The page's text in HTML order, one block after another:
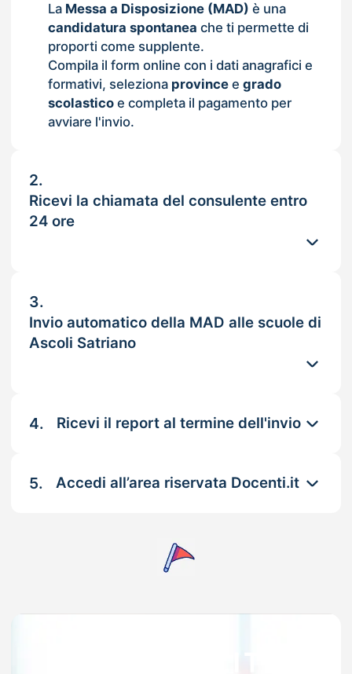
La Messa a Disposizione (MAD) è una
candidatura spontanea che ti permette di
proporti come supplente.
Compila il form online con i dati anagrafici e
formativi, seleziona provincee grado
scolasticoe completa il pagamento per
avviare l'invio.
2.
Ricevi la chiamata del consulente entro
24 ore
3.
Invio automatico della MAD alle scuole di
Ascoli Satriano
4. Ricevi il report al termine dell'invio
5. Accedi all’area riservata Docenti.it